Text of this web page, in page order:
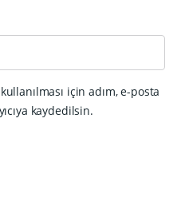
için adım, e-posta
kaydedilsin.